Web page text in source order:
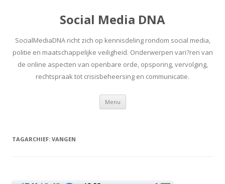
Social Media DNA
SocialMediaDNA richt zich op kennisdeling rondom social media,
politie en maatschappelijke veiligheid. Onderwerpen vari?ren van
de online aspecten van openbare orde, opsporing, vervolging,
rechtspraak tot crisisbeheersing en communicatie.
Menu Spring
inhoud
TAGARCHIEF: VANGEN